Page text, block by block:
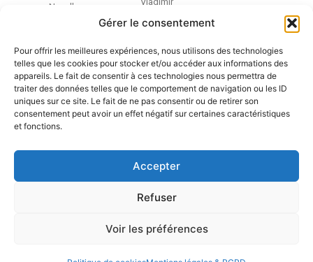
Gérer le consentement
Pour offrir les meilleures expériences, nous utilisons des technologies
telles que les cookies pour stocker et/ou accéder aux informations des
appareils. Le fait de consentir à ces technologies nous permettra de
traiter des données telles que le comportement de navigation ou les ID
uniques sur ce site. Le fait de ne pas consentir ou de retirer son
consentement peut avoir un effet négatif sur certaines caractéristiques
et fonctions.
Accepter
Refuser
Voir les préférences
Noyelles-sur-
d’hôtes dans la
Réserve
Naturelle
Nationale de la
Baie de Somme
Chambre
d’hôtes
d’hôtes de
de Somme